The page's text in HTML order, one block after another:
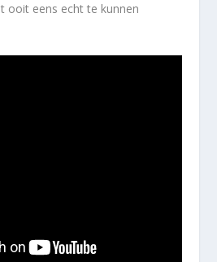
ooit eens echt te kunnen